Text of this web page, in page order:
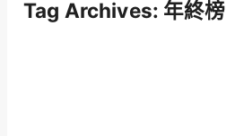
Tag Archives: 年終榜